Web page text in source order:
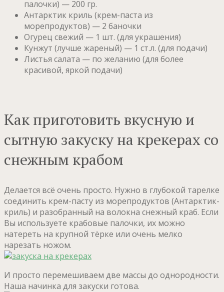
палочки) — 200 гр.
Антарктик криль (крем-паста из
морепродуктов) — 2 баночки
Огурец свежий — 1 шт. (для украшения)
Кунжут (лучше жареный) — 1 ст.л. (для подачи)
Листья салата — по желанию (для более
красивой, яркой подачи)
Как приготовить вкусную и
сытную закуску на крекерах со
снежным крабом
Делается всё очень просто. Нужно в глубокой тарелке
соединить крем-пасту из морепродуктов (Антарктик-
криль) и разобранный на волокна снежный краб. Если
Вы используете крабовые палочки, их можно
натереть на крупной тёрке или очень мелко
нарезать ножом.
И просто перемешиваем две массы до однородности.
Наша начинка для закуски готова.